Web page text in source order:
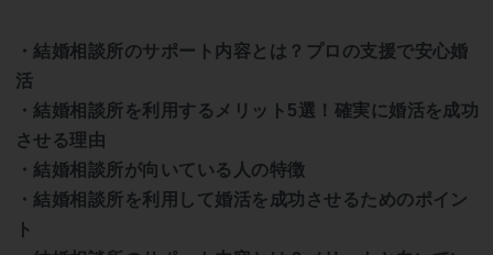
・結婚相談所のサポート内容とは？プロの支援で安心婚
活
・結婚相談所を利用するメリット5選！確実に婚活を成功
させる理由
・結婚相談所が向いている人の特徴
・結婚相談所を利用して婚活を成功させるためのポイン
ト